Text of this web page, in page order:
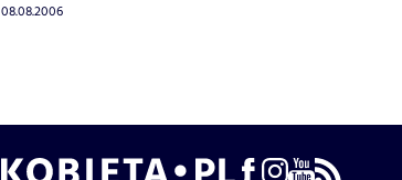
08.08.2006